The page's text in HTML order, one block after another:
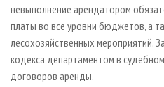
невыполнение арендатором
платы во все уровни бюджетов, а
лесохозяйственных мероприятий.
кодекса департаментом в
договоров аренды.